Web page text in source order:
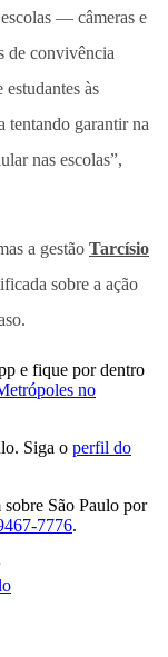
— câmeras e
de convivência
às
tentando garantir na
nas escolas”,
a gestão Tarcísio
sobre a ação
e fique por dentro
no
Siga o perfil do
São Paulo por
7776.